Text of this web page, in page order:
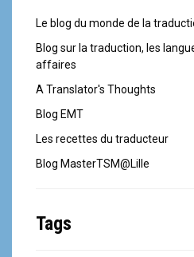
Le blog du monde de la
Blog sur la traduction, les
affaires
A Translator's Thoughts
Blog EMT
Les recettes du traducteur
Blog MasterTSM@Lille
Tags